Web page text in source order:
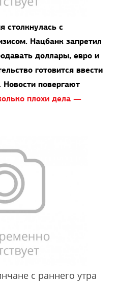
столкнулась с
Нацбанк запретил
доллары, евро и
готовится ввести
Новости повергают
плохи дела —
с раннего утра